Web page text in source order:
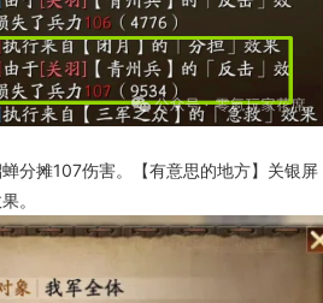
分摊107伤害。【有意思的地方】关银屏
。